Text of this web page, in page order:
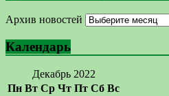
Архив новостей
Календарь
Декабрь 2022
Пн Вт Ср Чт Пт Сб Вс